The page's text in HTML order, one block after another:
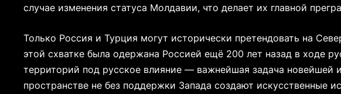
случае изменения статуса Молдавии, что делает их главной
Только Россия и Турция могут исторически претендовать на
этой схватке была одержана Россией ещё 200 лет назад в ходе
территорий под русское влияние — важнейшая задача новейшей
пространстве не без поддержки Запада создают искусственные